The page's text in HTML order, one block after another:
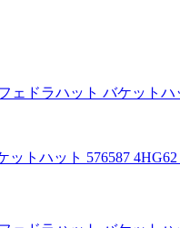
トハット 576587